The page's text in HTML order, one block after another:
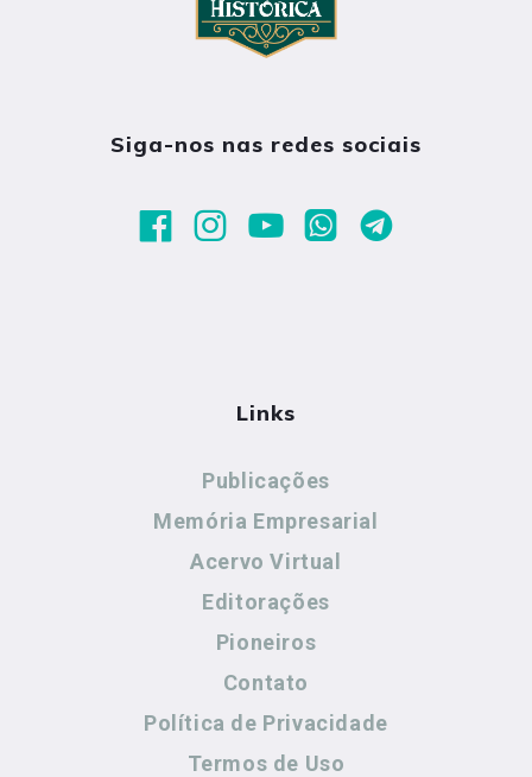
Siga-nos nas redes sociais
Links
Publicações
Memória Empresarial
Acervo Virtual
Editorações
Pioneiros
Contato
Política de Privacidade
Termos de Uso